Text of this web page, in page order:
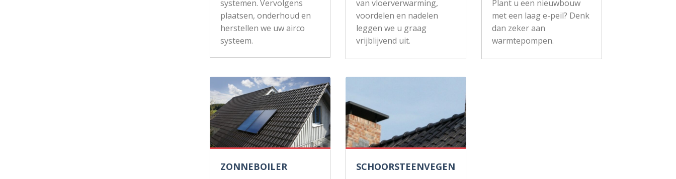
systemen. Vervolgens
plaatsen, onderhoud en
herstellen we uw airco
systeem.
van vloerverwarming,
voordelen en nadelen
leggen we u graag
vrijblijvend uit.
Plant u een nieuwbouw
met een laag e-peil? Denk
dan zeker aan
warmtepompen.
ZONNEBOILER SCHOORSTEENVEGEN